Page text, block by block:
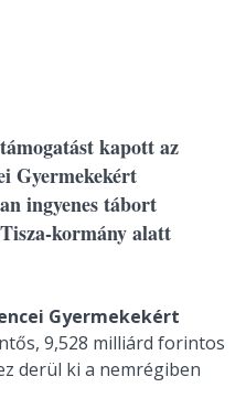
kapott az
Gyermekekért
ingyenes tábort
kormány alatt
Gyermekekért
9,528 milliárd forintos
derül ki a nemrégiben